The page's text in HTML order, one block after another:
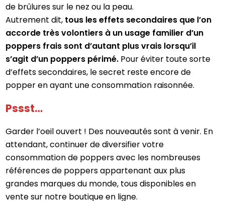
de brûlures sur le nez ou la peau.
Autrement dit, tous les effets secondaires que l’on
accorde très volontiers à un usage familier d’un
poppers frais sont d’autant plus vrais lorsqu’il
s’agit d’un poppers périmé. Pour éviter toute sorte
d’effets secondaires, le secret reste encore de
popper en ayant une consommation raisonnée.
Pssst…
Garder l’oeil ouvert ! Des nouveautés sont à venir. En
attendant, continuer de diversifier votre
consommation de poppers avec les nombreuses
références de poppers appartenant aux plus
grandes marques du monde, tous disponibles en
vente sur notre boutique en ligne.